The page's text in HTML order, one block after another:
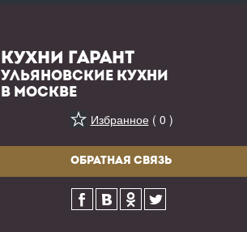
КУХНИ ГАРАНТ
УЛЬЯНОВСКИЕ КУХНИ
В МОСКВЕ
Избранное( 0 )
ОБРАТНАЯ СВЯЗЬ